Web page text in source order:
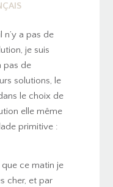
n’y a pas de
je suis
pas de
solutions, le
le choix de
elle même
primitive :
ce matin je
cher, et par